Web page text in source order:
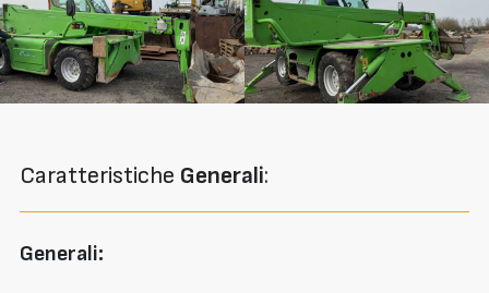
Caratteristiche Generali:
Generali: